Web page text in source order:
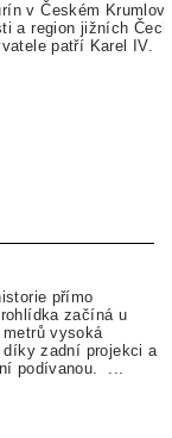
v Českém
a region jižních
patří Karel IV.
přímo
začíná u
vysoká
zadní projekci a
podívanou. ...